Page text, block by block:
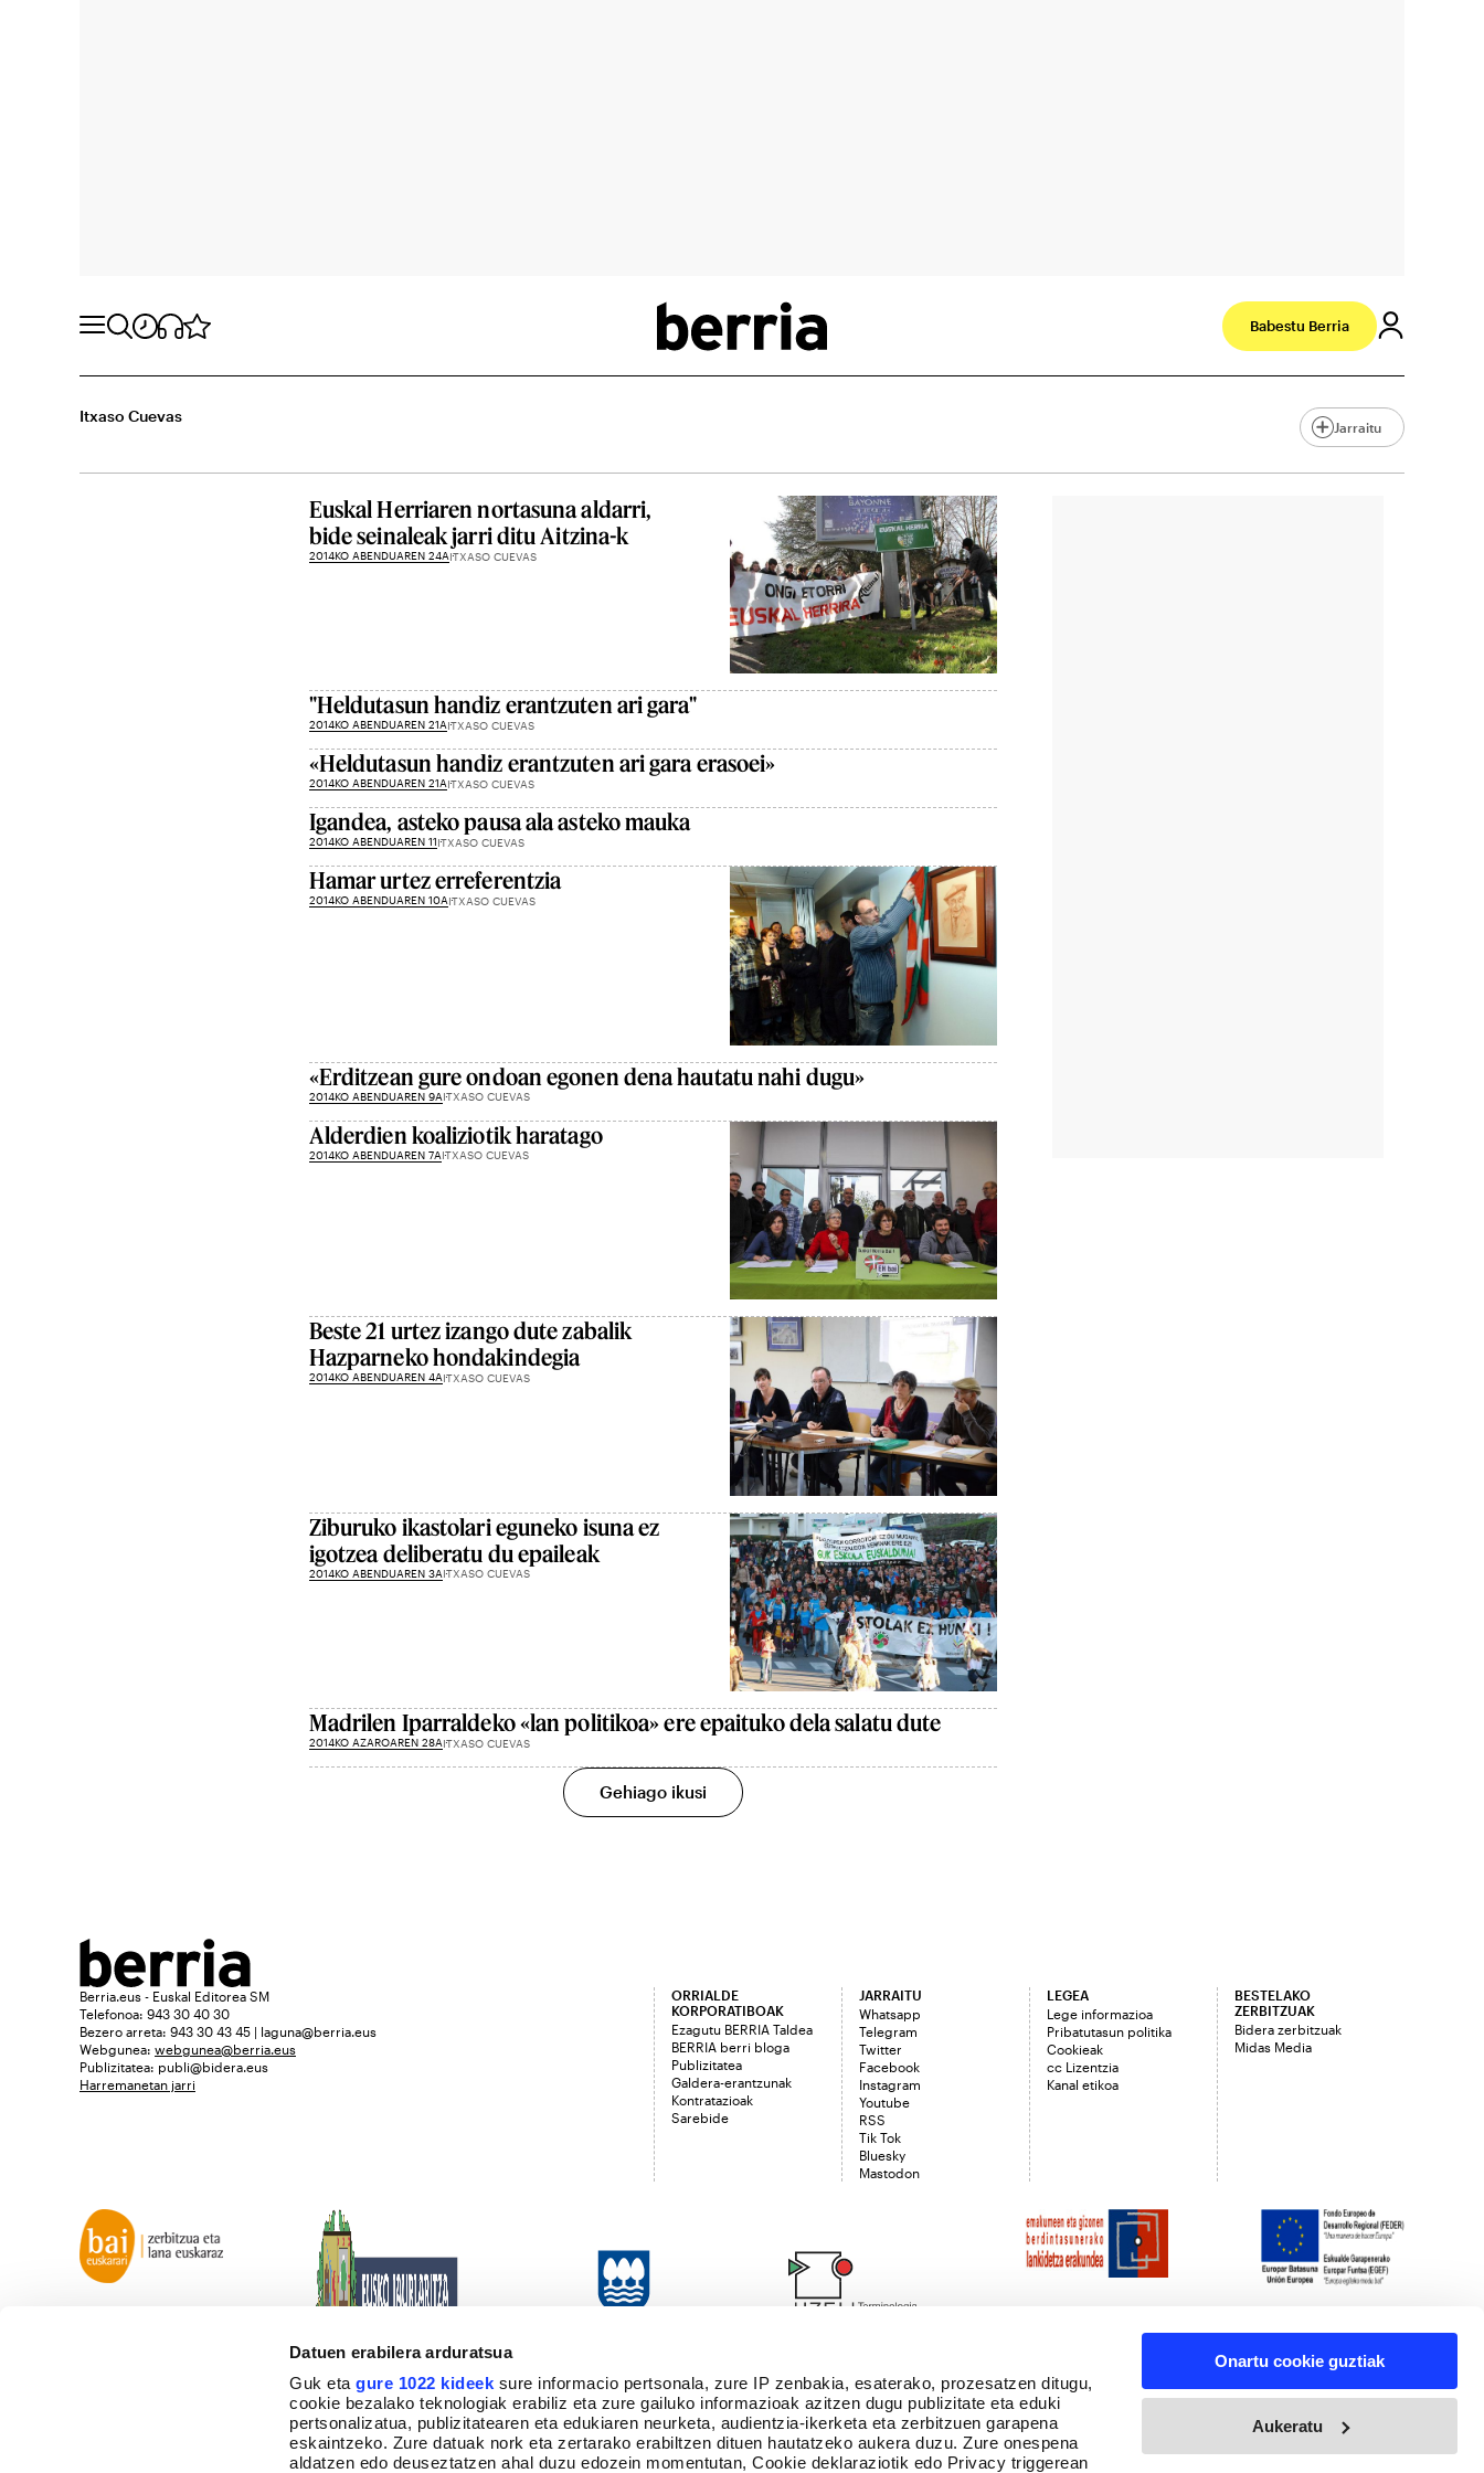
Datuen erabilera arduratsua
Guk etagure 1022 kideek sure informacio pertsonala, zure IP zenbakia, esaterako, prozesatzen ditugu,
cookie bezalako teknologiak erabiliz eta zure gailuko informazioak azitzen dugu publizitate eta eduki
pertsonalizatua, publizitatearen eta edukiaren neurketa, audientzia-ikerketa eta zerbitzuen garapena
eskaintzeko. Zure datuak nork eta zertarako erabiltzen dituen hautatzeko aukera duzu. Zure onespena
aldatzen edo deuseztatzen ahal duzu edozein momentutan, Cookie deklaraziotik edo Privacy triggerean
Onartu cookie guztiak
Aukeratu
Babestu Berria
Itxaso Cuevas
Jarraitu
Euskal Herriaren nortasuna aldarri,
bide seinaleak jarri ditu Aitzina-k
2014KO ABENDUAREN 24AITXASO CUEVAS
"Heldutasun handiz erantzuten ari gara"
2014KO ABENDUAREN 21AITXASO CUEVAS
«Heldutasun handiz erantzuten ari gara erasoei»
2014KO ABENDUAREN 21AITXASO CUEVAS
Igandea, asteko pausa ala asteko mauka
2014KO ABENDUAREN 11ITXASO CUEVAS
Hamar urtez erreferentzia
2014KO ABENDUAREN 10AITXASO CUEVAS
«Erditzean gure ondoan egonen dena hautatu nahi dugu»
2014KO ABENDUAREN 9AITXASO CUEVAS
Alderdien koaliziotik haratago
2014KO ABENDUAREN 7AITXASO CUEVAS
Beste 21 urtez izango dute zabalik
Hazparneko hondakindegia
2014KO ABENDUAREN 4AITXASO CUEVAS
Ziburuko ikastolari eguneko isuna ez
igotzea deliberatu du epaileak
2014KO ABENDUAREN 3AITXASO CUEVAS
Madrilen Iparraldeko «lan politikoa» ere epaituko dela salatu dute
2014KO AZAROAREN 28AITXASO CUEVAS
Gehiago ikusi
Berria.eus - Euskal Editorea SM
Telefonoa: 943 30 40 30
Bezero arreta: 943 30 43 45 | laguna@berria.eus
Webgunea: webgunea@berria.eus
Publizitatea: publi@bidera.eus
Harremanetan jarri
ORRIALDE
KORPORATIBOAK
Ezagutu BERRIA Taldea
BERRIA berri bloga
Publizitatea
Galdera-erantzunak
Kontratazioak
Sarebide
JARRAITU
Whatsapp
Telegram
Twitter
Facebook
Instagram
Youtube
RSS
Tik Tok
Bluesky
Mastodon
LEGEA
Lege informazioa
Pribatutasun politika
Cookieak
cc Lizentzia
Kanal etikoa
BESTELAKO
ZERBITZUAK
Bidera zerbitzuak
Midas Media